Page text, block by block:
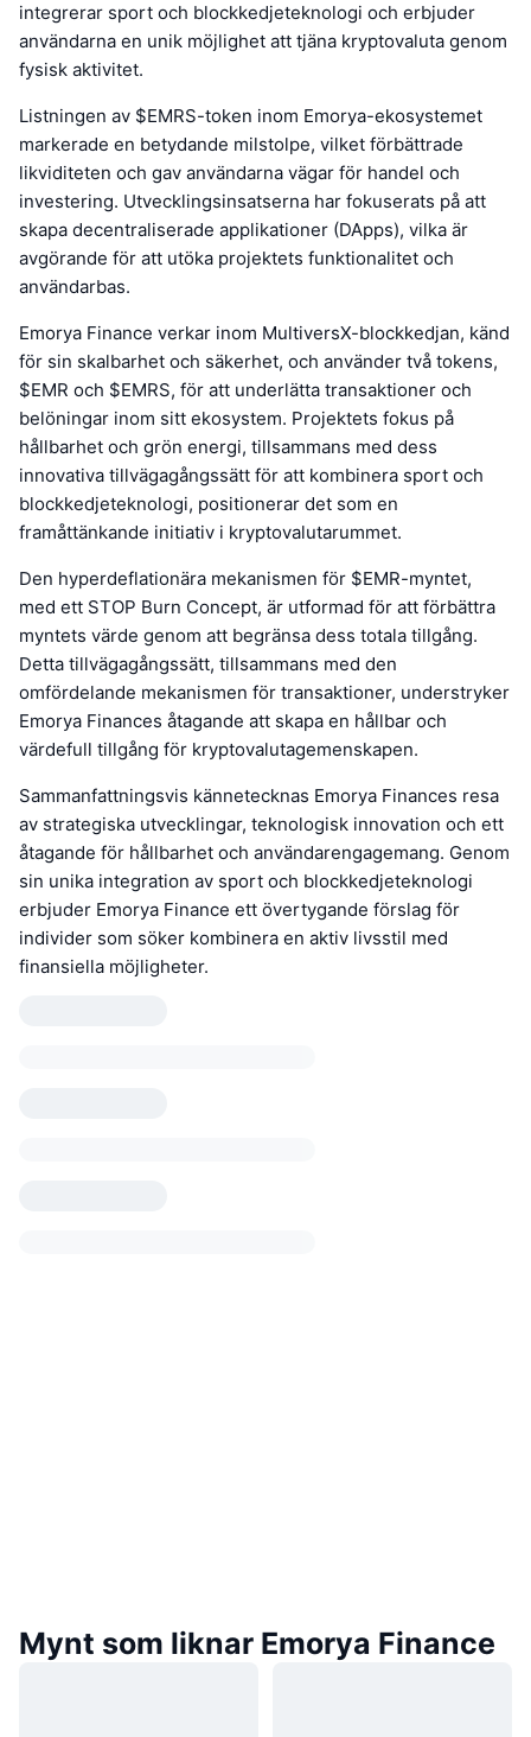
integrerar sport och blockkedjeteknologi och erbjuder
användarna en unik möjlighet att tjäna kryptovaluta genom
fysisk aktivitet.
Listningen av $EMRS-token inom Emorya-ekosystemet
markerade en betydande milstolpe, vilket förbättrade
likviditeten och gav användarna vägar för handel och
investering. Utvecklingsinsatserna har fokuserats på att
skapa decentraliserade applikationer (DApps), vilka är
avgörande för att utöka projektets funktionalitet och
användarbas.
Emorya Finance verkar inom MultiversX-blockkedjan, känd
för sin skalbarhet och säkerhet, och använder två tokens,
$EMR och $EMRS, för att underlätta transaktioner och
belöningar inom sitt ekosystem. Projektets fokus på
hållbarhet och grön energi, tillsammans med dess
innovativa tillvägagångssätt för att kombinera sport och
blockkedjeteknologi, positionerar det som en
framåttänkande initiativ i kryptovalutarummet.
Den hyperdeflationära mekanismen för $EMR-myntet,
med ett STOP Burn Concept, är utformad för att förbättra
myntets värde genom att begränsa dess totala tillgång.
Detta tillvägagångssätt, tillsammans med den
omfördelande mekanismen för transaktioner, understryker
Emorya Finances åtagande att skapa en hållbar och
värdefull tillgång för kryptovalutagemenskapen.
Sammanfattningsvis kännetecknas Emorya Finances resa
av strategiska utvecklingar, teknologisk innovation och ett
åtagande för hållbarhet och användarengagemang. Genom
sin unika integration av sport och blockkedjeteknologi
erbjuder Emorya Finance ett övertygande förslag för
individer som söker kombinera en aktiv livsstil med
finansiella möjligheter.
Mynt som liknar Emorya Finance